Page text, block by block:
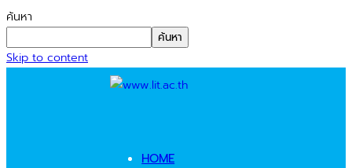
ค้นหา
ค้นหา
Skip to content
HOME